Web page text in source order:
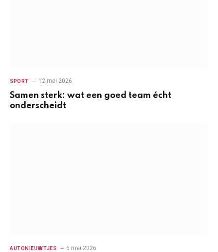
SPORT 12 mei 2026
Samen sterk: wat een goed team écht
onderscheidt
AUTONIEUWTJES 6 mei 2026